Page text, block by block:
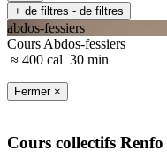
+ de filtres - de filtres
abdos-fessiers
Cours Abdos-fessiers
≈ 400 cal 30 min
Fermer ×
Cours collectifs Renfo